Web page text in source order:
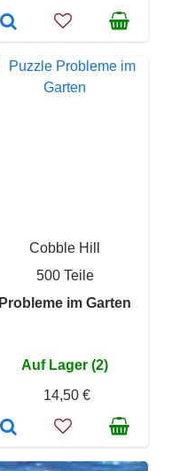
Cobble Hill
500 Teile
Probleme im Garten
Auf Lager (2)
14,50 €